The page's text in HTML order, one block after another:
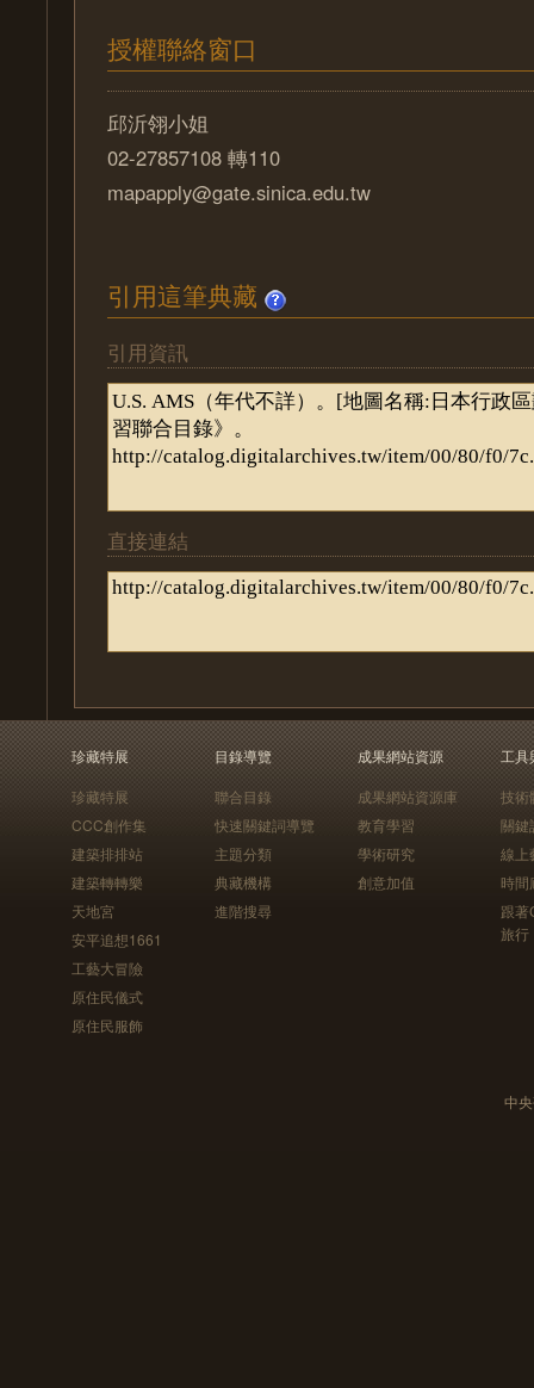
授權聯絡窗口
邱沂翎小姐
02-27857108 轉110
mapapply@gate.sinica.edu.tw
引用這筆典藏
引用資訊
直接連結
珍藏特展
珍藏特展
CCC創作集
建築排排站
建築轉轉樂
天地宮
安平追想1661
工藝大冒險
原住民儀式
原住民服飾
目錄導覽
聯合目錄
快速關鍵詞導覽
主題分類
典藏機構
進階搜尋
成果網站資源
成果網站資源庫
教育學習
學術研究
創意加值
工具
技術
關鍵
線上
時間
跟
旅行
中